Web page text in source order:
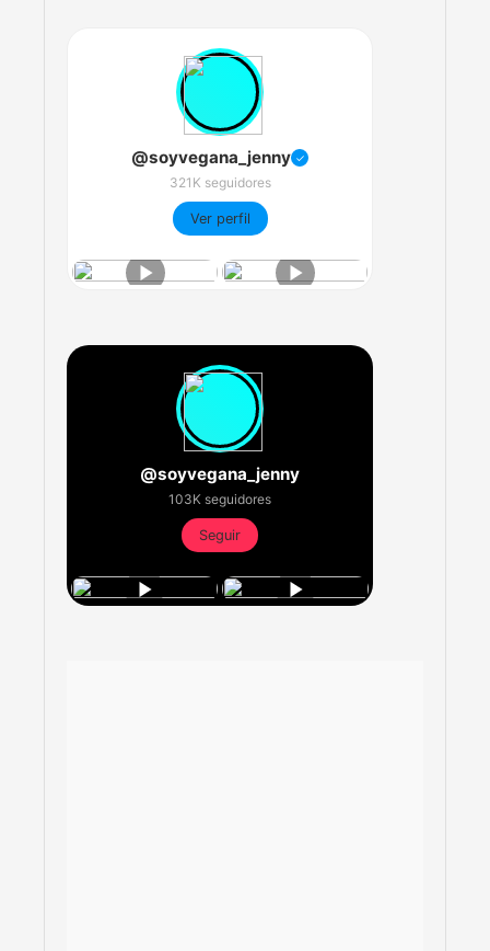
@soyvegana_jenny ✓
321K seguidores
Ver perfil
@soyvegana_jenny
103K seguidores
Seguir